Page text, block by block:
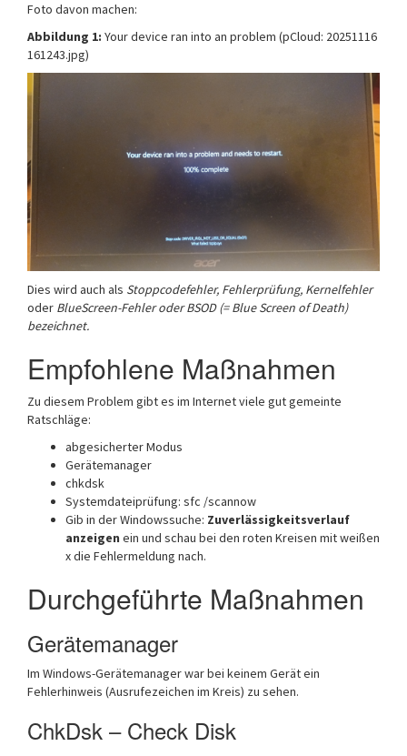
Foto davon machen:
Abbildung 1: Your device ran into an problem (pCloud: 20251116
161243.jpg)
Dies wird auch als Stoppcodefehler, Fehlerprüfung, Kernelfehler
oder BlueScreen-Fehleroder BSOD (= Blue Screen of Death)
bezeichnet.
Empfohlene Maßnahmen
Zu diesem Problem gibt es im Internet viele gut gemeinte
Ratschläge:
abgesicherter Modus
Gerätemanager
chkdsk
Systemdateiprüfung: sfc /scannow
Gib in der Windowssuche: Zuverlässigkeitsverlauf
anzeigen ein und schau bei den roten Kreisen mit weißen
x die Fehlermeldung nach.
Durchgeführte Maßnahmen
Gerätemanager
Im Windows-Gerätemanager war bei keinem Gerät ein
Fehlerhinweis (Ausrufezeichen im Kreis) zu sehen.
ChkDsk – Check Disk